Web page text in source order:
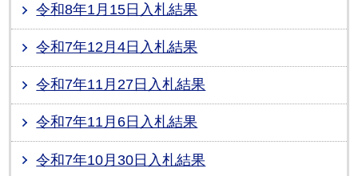
令和8年1月15日入札結果
令和7年12月4日入札結果
令和7年11月27日入札結果
令和7年11月6日入札結果
令和7年10月30日入札結果